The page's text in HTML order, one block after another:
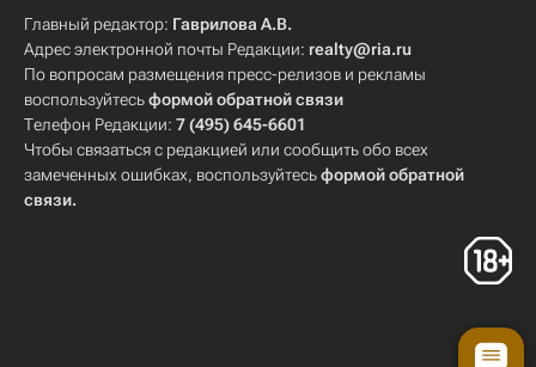
Главный редактор: Гаврилова А.В.
Адрес электронной почты Редакции: realty@ria.ru
По вопросам размещения пресс-релизов и рекламы
воспользуйтесьформой обратной связи
Телефон Редакции: 7 (495) 645-6601
Чтобы связаться с редакцией или сообщить обо всех
замеченных ошибках, воспользуйтесьформой обратной
связи.